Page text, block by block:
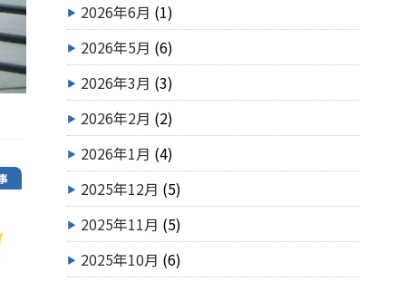
2026年6月 (1)
2026年5月 (6)
2026年3月 (3)
2026年2月 (2)
2026年1月 (4)
2025年12月 (5)
2025年11月 (5)
2025年10月 (6)